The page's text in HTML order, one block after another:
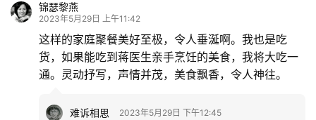
锦瑟黎燕
2023年5月29日 上午11:42
这样的家庭聚餐美好至极，令人垂涎啊。我也是吃
货，如果能吃到蒋医生亲手烹饪的美食，我将大吃一
通。灵动抒写，声情并茂，美食飘香，令人神往。
难诉相思 2023年5月29日 下午12:45